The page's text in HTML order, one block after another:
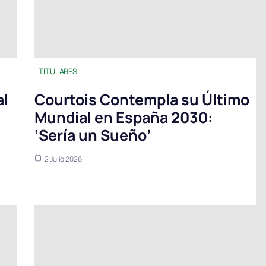
TITULARES
Courtois Contempla su Último
Mundial en España 2030:
‘Sería un Sueño’
2 Julio 2026